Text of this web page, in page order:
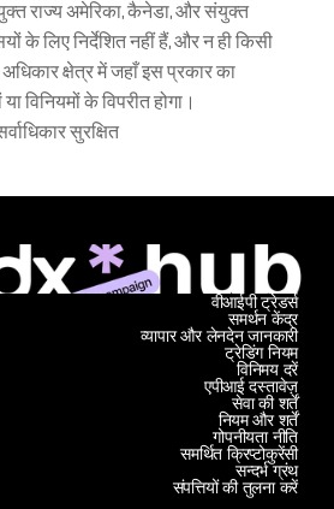
राज्य अमेरिका, कैनेडा, और संयुक्त
के लिए निर्देशित नहीं हैं, और न ही किसी
क्षेत्र में जहाँ इस प्रकार का
विनियमों के विपरीत होगा।
सुरक्षित
समर्थन केंद्र
व्यापार और लेनदेन जानकारी
वीआईपी ट्रेडर्स
ट्रेडिंग नियम
विनिमय दरें
एपीआई दस्तावेज़
सेवा की शर्तें
नियम और शर्तें
गोपनीयता नीति
समर्थित क्रिप्टोकुरेंसी
सन्दर्भ ग्रंथ
संपत्तियों की तुलना करें